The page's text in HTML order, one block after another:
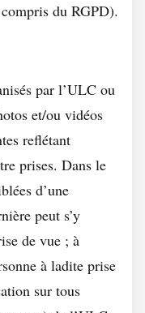
du RGPD).
par l’ULC ou
et/ou vidéos
reflétant
prises. Dans le
d’une
peut s’y
de vue ; à
à ladite prise
sur tous